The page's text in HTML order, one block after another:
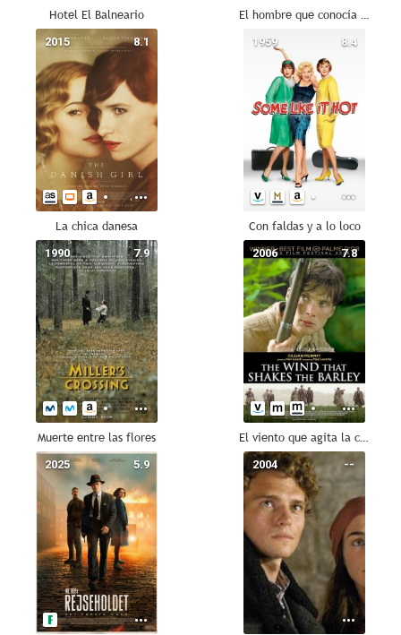
Hotel El Balneario El hombre que conocía el infinito
8.1
2015
La chica danesa
8.4
1959
Con faldas y a lo loco
7.9
1990
Muerte entre las flores
7.8
2006
El viento que agita la cebada
5.9
2025 --
2004